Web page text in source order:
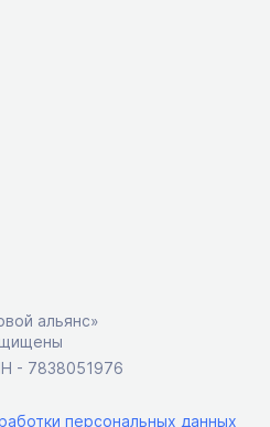
альянс»
- 7838051976
персональных данных